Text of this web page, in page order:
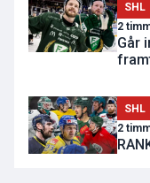
SHL
2
Går
SHL
2